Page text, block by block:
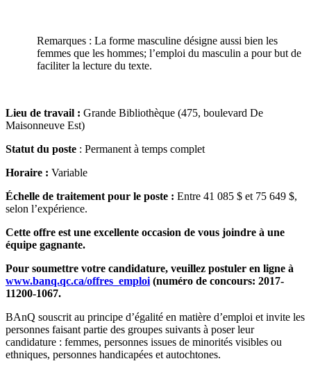
Remarques : La forme masculine désigne aussi bien les
femmes que les hommes; l’emploi du masculin a pour but de
faciliter la lecture du texte.
Lieu de travail : Grande Bibliothèque (475, boulevard De
Maisonneuve Est)
Statut du poste : Permanent à temps complet
Horaire : Variable
Échelle de traitement pour le poste : Entre 41 085 $ et 75 649 $,
selon l’expérience.
Cette offre est une excellente occasion de vous joindre à une
équipe gagnante.
Pour soumettre votre candidature, veuillez postuler en ligne à
www.banq.qc.ca/offres_emploi (numéro de concours: 2017-
11200-1067.
BAnQ souscrit au principe d’égalité en matière d’emploi et invite les
personnes faisant partie des groupes suivants à poser leur
candidature : femmes, personnes issues de minorités visibles ou
ethniques, personnes handicapées et autochtones.